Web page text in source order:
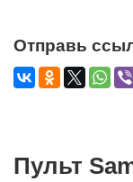
Отправь
Пульт